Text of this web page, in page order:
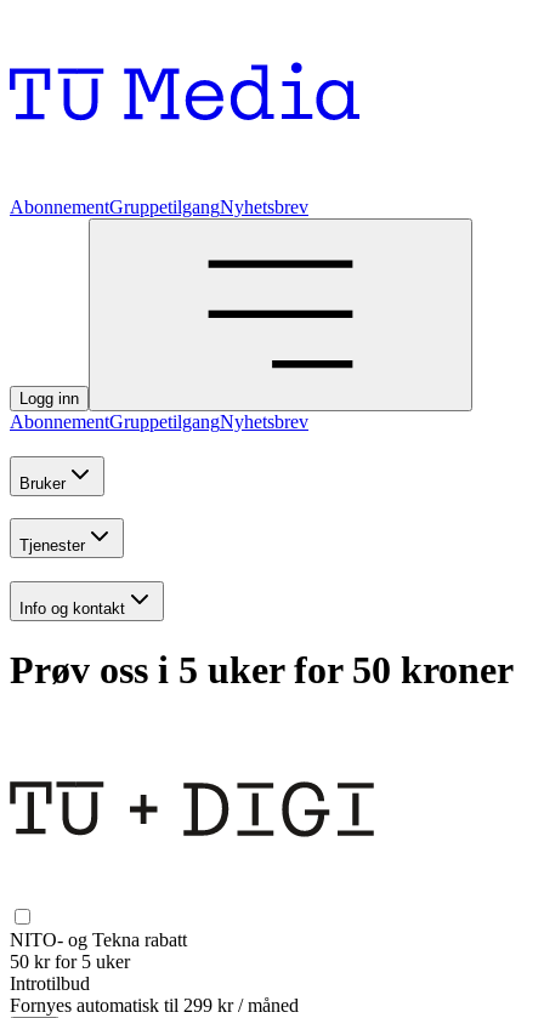
AbonnementGruppetilgangNyhetsbrev
Logg inn
AbonnementGruppetilgangNyhetsbrev
Bruker
Tjenester
Info og kontakt
Prøv oss i 5 uker for 50 kroner
NITO- og Tekna rabatt
50 kr for 5 uker
Introtilbud
Fornyes automatisk til 299 kr / måned